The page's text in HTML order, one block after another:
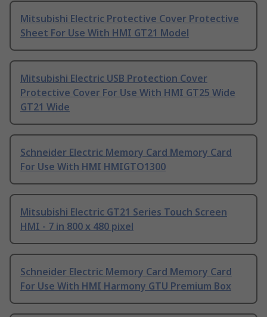
Mitsubishi Electric Protective Cover Protective
Sheet For Use With HMI GT21 Model
Mitsubishi Electric USB Protection Cover
Protective Cover For Use With HMI GT25 Wide
GT21 Wide
Schneider Electric Memory Card Memory Card
For Use With HMI HMIGTO1300
Mitsubishi Electric GT21 Series Touch Screen
HMI - 7 in 800 x 480 pixel
Schneider Electric Memory Card Memory Card
For Use With HMI Harmony GTU Premium Box